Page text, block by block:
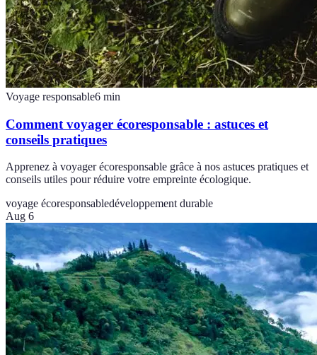
Voyage responsable6 min
Comment voyager écoresponsable : astuces et
conseils pratiques
Apprenez à voyager écoresponsable grâce à nos astuces pratiques et
conseils utiles pour réduire votre empreinte écologique.
voyage écoresponsabledéveloppement durable
Aug 6